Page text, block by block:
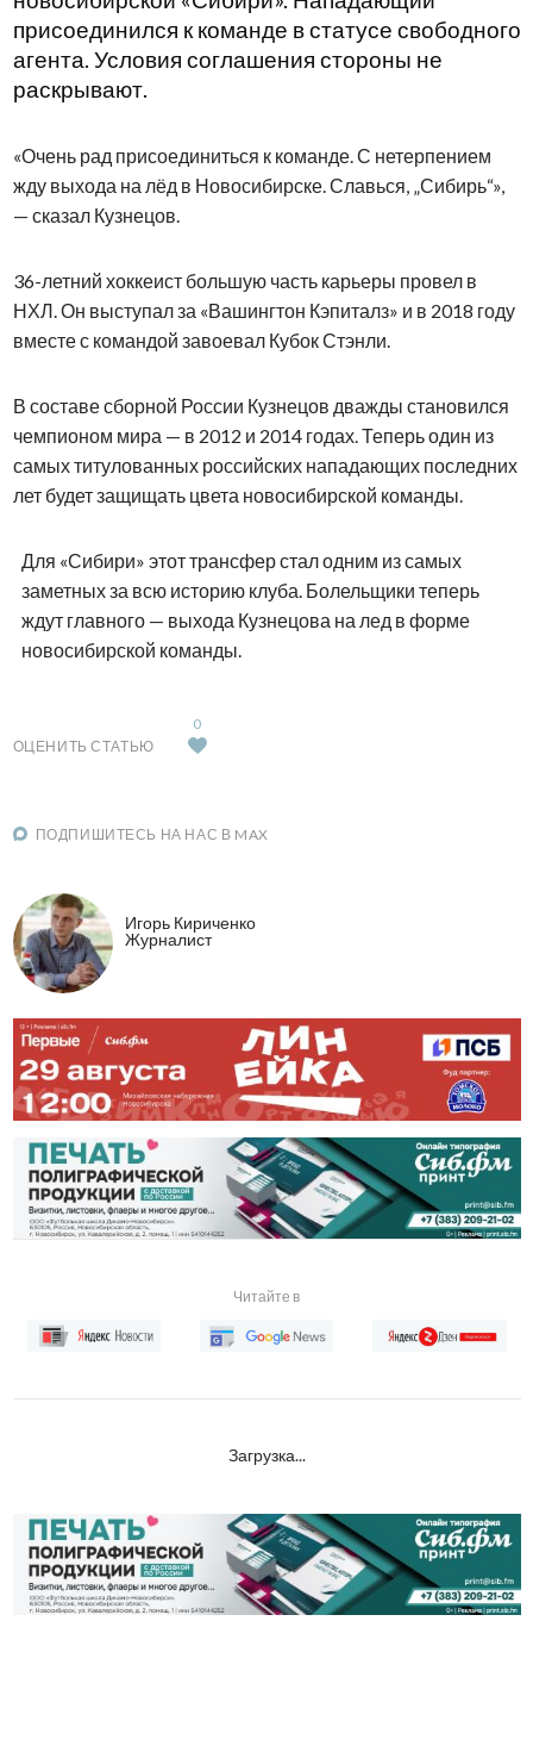
присоединился к команде в статусе свободного
агента. Условия соглашения стороны не
раскрывают.
«Очень рад присоединиться к команде. С нетерпением
жду выхода на лёд в Новосибирске. Славься, „Сибирь“»,
— сказал Кузнецов.
36-летний хоккеист большую часть карьеры провел в
НХЛ. Он выступал за «Вашингтон Кэпиталз» и в 2018 году
вместе с командой завоевал Кубок Стэнли.
В составе сборной России Кузнецов дважды становился
чемпионом мира — в 2012 и 2014 годах. Теперь один из
самых титулованных российских нападающих последних
лет будет защищать цвета новосибирской команды.
Для «Сибири» этот трансфер стал одним из самых
заметных за всю историю клуба. Болельщики теперь
ждут главного — выхода Кузнецова на лед в форме
новосибирской команды.
ОЦЕНИТЬ СТАТЬЮ
0
ПОДПИШИТЕСЬ НА НАС В MAX
Игорь Кириченко
Журналист
Читайте в
Загрузка...